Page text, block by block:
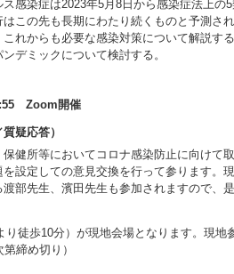
感染症は2023年5月8日から感染症法上の
この先も長期にわたり続くものと予測さ
れからも必要な感染対策について解説す
デミックについて検討する。
Zoom開催
疑応答）
健所等においてコロナ感染防止に向けて
設定しての意見交換を行って参ります。
部先生、濱田先生も参加されますので、
徒歩10分）が現地会場となります。現地
締め切り）